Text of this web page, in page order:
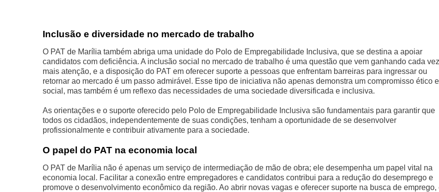
Inclusão e diversidade no mercado de trabalho
O PAT de Marília também abriga uma unidade do Polo de Empregabilidade Inclusiva, que se destina a apoiar
candidatos com deficiência. A inclusão social no mercado de trabalho é uma questão que vem ganhando cada vez
mais atenção, e a disposição do PAT em oferecer suporte a pessoas que enfrentam barreiras para ingressar ou
retornar ao mercado é um passo admirável. Esse tipo de iniciativa não apenas demonstra um compromisso ético e
social, mas também é um reflexo das necessidades de uma sociedade diversificada e inclusiva.
As orientações e o suporte oferecido pelo Polo de Empregabilidade Inclusiva são fundamentais para garantir que
todos os cidadãos, independentemente de suas condições, tenham a oportunidade de se desenvolver
profissionalmente e contribuir ativamente para a sociedade.
O papel do PAT na economia local
O PAT de Marília não é apenas um serviço de intermediação de mão de obra; ele desempenha um papel vital na
economia local. Facilitar a conexão entre empregadores e candidatos contribui para a redução do desemprego e
promove o desenvolvimento econômico da região. Ao abrir novas vagas e oferecer suporte na busca de emprego,